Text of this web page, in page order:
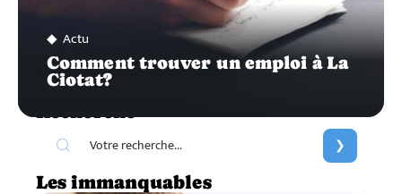
Actu
Comment trouver un emploi à La
Ciotat?
Les immanquables